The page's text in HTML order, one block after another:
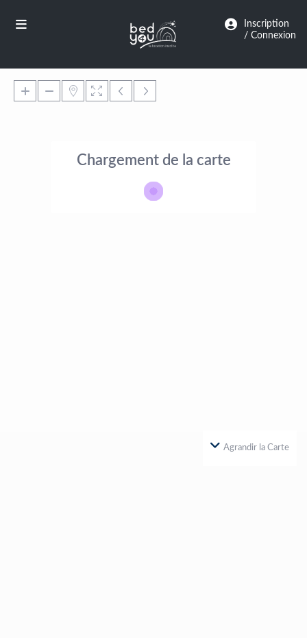
Inscription
/ Connexion
Chargement de la carte
Agrandir la Carte